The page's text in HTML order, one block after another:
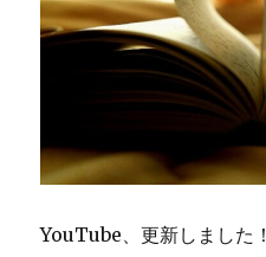
YouTube、更新しました！